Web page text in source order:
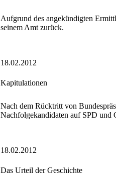
Aufgrund des angekündigten
seinem Amt zurück.
18.02.2012
Kapitulationen
Nach dem Rücktritt von
Nachfolgekandidaten auf SPD und
18.02.2012
Das Urteil der Geschichte